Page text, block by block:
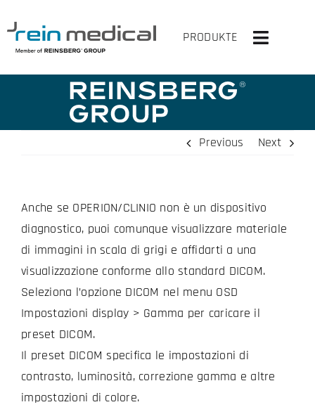
to
content
PRODUKTE
Toggle
HOME
SOLUZIONI
VIRTUALMENTE SU
L’AZIENDA
CONTATTACI
Previous Next
Anche se OPERION/CLINIO non è un dispositivo
diagnostico, puoi comunque visualizzare materiale
di immagini in scala di grigi e affidarti a una
visualizzazione conforme allo standard DICOM.
Seleziona l’opzione DICOM nel menu OSD
Impostazioni display > Gamma per caricare il
preset DICOM.
Il preset DICOM specifica le impostazioni di
contrasto, luminosità, correzione gamma e altre
impostazioni di colore.